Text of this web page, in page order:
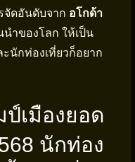
จัดอันดับจาก อโกด้า
ำของโลก ให้เป็น
ะนักท่องเที่ยวก็อยาก
เมืองยอด
นักท่อง